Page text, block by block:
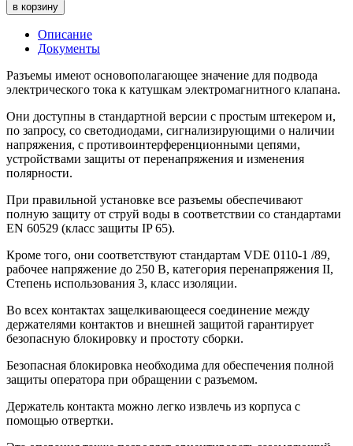
в корзину
Описание
Документы
Разъемы имеют основополагающее значение для подвода
электрического тока к катушкам электромагнитного клапана.
Они доступны в стандартной версии с простым штекером и,
по запросу, со светодиодами, сигнализирующими о наличии
напряжения, с противоинтерференционными цепями,
устройствами защиты от перенапряжения и изменения
полярности.
При правильной установке все разъемы обеспечивают
полную защиту от струй воды в соответствии со стандартами
EN 60529 (класс защиты IP 65).
Кроме того, они соответствуют стандартам VDE 0110-1 /89,
рабочее напряжение до 250 В, категория перенапряжения II,
Степень использования 3, класс изоляции.
Во всех контактах защелкивающееся соединение между
держателями контактов и внешней защитой гарантирует
безопасную блокировку и простоту сборки.
Безопасная блокировка необходима для обеспечения полной
защиты оператора при обращении с разъемом.
Держатель контакта можно легко извлечь из корпуса с
помощью отвертки.